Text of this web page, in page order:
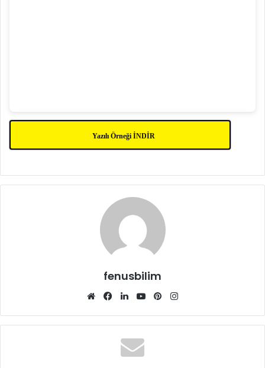
Yazılı Örneği İNDİR
fenusbilim
Web
Facebook
LinkedInYouTubePinterest